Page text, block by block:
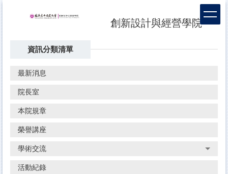
創新設計與經營學院
資訊分類清單
最新消息
院長室
本院規章
榮譽講座
學術交流
活動紀錄